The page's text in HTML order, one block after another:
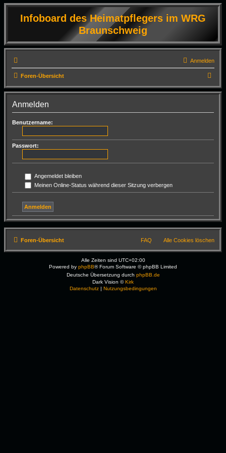
Infoboard des Heimatpflegers im WRG
Braunschweig
Anmelden
Foren-Übersicht
u
Anmelden
Benutzername:
Passwort:
Angemeldet bleiben
Meinen Online-Status während dieser Sitzung verbergen
Foren-Übersicht Alle Cookies löschen
FAQ
Alle Zeiten sind UTC+02:00
Powered by phpBB® Forum Software © phpBB Limited
Deutsche Übersetzung durch phpBB.de
Dark Vision ©Kirk
Datenschutz| Nutzungsbedingungen